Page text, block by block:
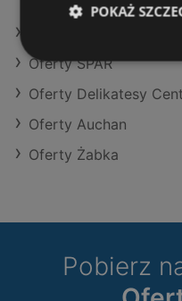
Oferty SPAR
Oferty Delikatesy
Oferty Auchan
Oferty Żabka
Pobierz
POKAŻ